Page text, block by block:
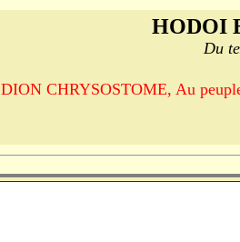
HODOI
Du
DION CHRYSOSTOME, Au